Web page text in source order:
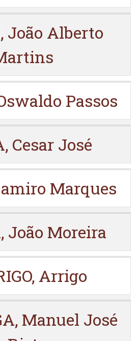
João Alberto
Passos
Cesar José
Marques
João Moreira
Arrigo
Manuel José